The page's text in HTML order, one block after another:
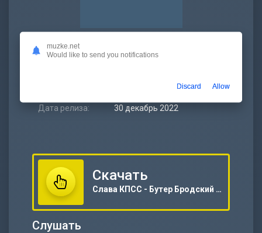
Битрейт:
Дата релиза: 30 декабрь 2022
Скачать
Слава КПСС - Бутер Бродский 2 (Новый альбом 2022)
Слушать
muzke.net
Would like to send you notifications
Discard Allow